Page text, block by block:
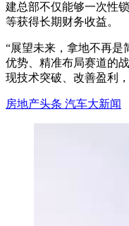
建总部不仅能够一次性
等获得长期财务收益。
“展望未来，拿地不再是
优势、精准布局赛道的
现技术突破、改善盈利
房地产头条 汽车大新闻